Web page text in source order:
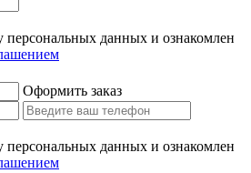
персональных данных и ознакомлен
Оформить заказ
персональных данных и ознакомлен